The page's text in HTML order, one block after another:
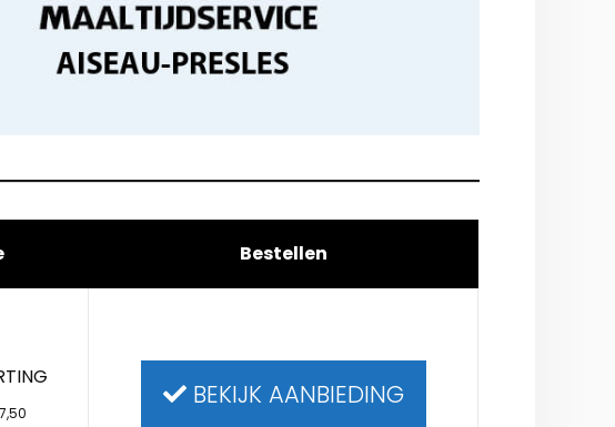
Bestellen
BEKIJK AANBIEDING